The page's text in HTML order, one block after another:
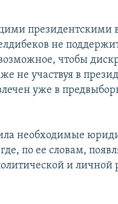
президентскими
не
чтобы
не участвуя в
уже в
необходимые
по ее словам,
и личной